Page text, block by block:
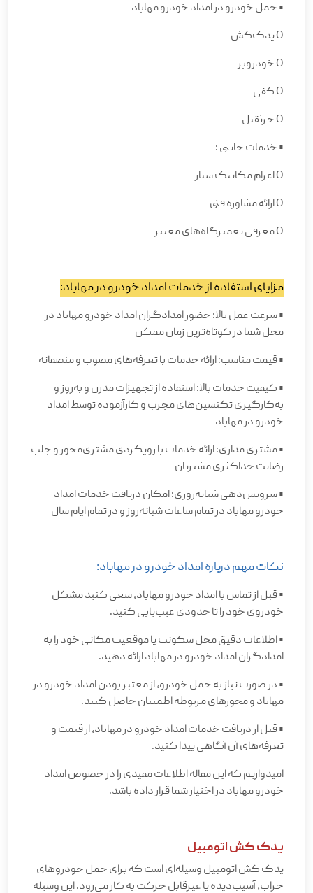
•حمل خودرودر امداد خودرو مهاباد
Oیدک‌کش
Oخودروبر
Oکفی
Oجرثقیل
•خدمات جانبی:
Oاعزام مکانیک سیار
Oارائه مشاوره فنی
Oمعرفی تعمیرگاه‌های معتبر
مزایای استفاده از خدمات امداد خودرو در مهاباد:
•سرعت عمل بالا: حضور امدادگران امداد خودرو مهاباد در
محل شما در کوتاه‌ترین زمان ممکن
•قیمت مناسب: ارائه خدمات با تعرفه‌های مصوب و منصفانه
•کیفیت خدمات بالا: استفاده از تجهیزات مدرن و به‌روز و
به‌کارگیری تکنسین‌های مجرب و کارآزموده توسط امداد
خودرو در مهاباد
•مشتری ‌مداری: ارائه خدمات با رویکردی مشتری‌محور و جلب
رضایت حداکثری مشتریان
•سرویس‌دهی شبانه‌روزی: امکان دریافت خدمات امداد
خودرو مهاباد در تمام ساعات شبانه‌روز و در تمام ایام سال
نکات مهم درباره امداد خودرو در مهاباد:
•قبل از تماس با امداد خودرو مهاباد، سعی کنید مشکل
خودروی خود را تا حدودی عیب‌یابی کنید.
•اطلاعات دقیق محل سکونت یا موقعیت مکانی خود را به
امدادگران امداد خودرو در مهاباد ارائه دهید.
•در صورت نیاز به حمل خودرو، از معتبر بودن امداد خودرو در
مهاباد و مجوزهای مربوطه اطمینان حاصل کنید.
•قبل از دریافت خدمات امداد خودرو در مهاباد، از قیمت و
تعرفه‌های آن آگاهی پیدا کنید.
امیدواریم که این مقاله اطلاعات مفیدی را در خصوص امداد
خودرو مهاباد در اختیار شما قرار داده باشد.
یدک کش اتومبیل
یدک‌ کش اتومبیل وسیله‌ای است که برای حمل خودروهای
خراب، آسیب‌دیده یا غیرقابل حرکت به کار می‌رود. این وسیله